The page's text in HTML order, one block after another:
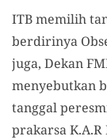
ITB memilih
berdirinya
juga, Dekan
menyebutkan
tanggal
prakarsa K.A.R